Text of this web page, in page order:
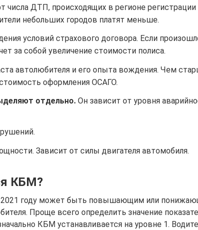
числа ДТП, происходящих в регионе регистрации
небольших городов платят меньше.
условий страхового договора. Если
за собой увеличение стоимости полиса.
автолюбителя и его опыта вождения. Чем
оформления ОСАГО.
отдельно. Он зависит от уровня
Зависит от силы двигателя автомобиля.
КБМ?
2021 году может быть повышающим или
Проще всего определить значение
КБМ устанавливается на уровне 1.